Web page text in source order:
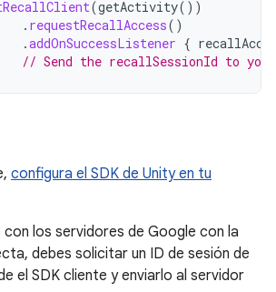
(getActivity())
. requestRecallAccess()
.addOnSuccessListener {
// Send the recallSessionId to your
configura el SDK de Unity en tu
los servidores de Google con la
debes solicitar un ID de sesión de
el SDK cliente y enviarlo al servidor